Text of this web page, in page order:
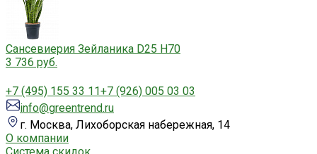
Сансевиерия Зейланика D25 H70
3 736 руб.
+7 (495) 155 33 11+7 (926) 005 03 03
info@greentrend.ru
г. Москва, Лихоборская набережная, 14
О компании